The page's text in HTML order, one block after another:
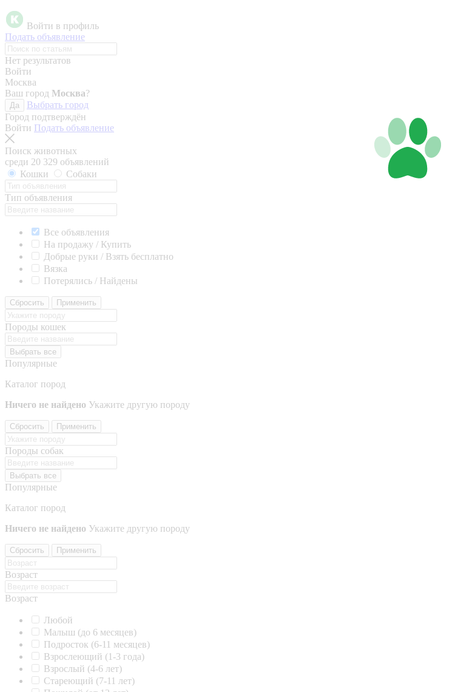
Войти в профиль
Подать объявление
Нет результатов
Войти
Москва
Ваш город Москва?
Да
Выбрать город
Город подтверждён
Войти Подать объявление
Поиск животных
среди 20 329 объявлений
Кошки
Собаки
Тип объявления
Все объявления
На продажу / Купить
Добрые руки / Взять бесплатно
Вязка
Потерялись / Найдены
Сбросить Применить
Породы кошек
Выбрать все
Популярные
Каталог пород
Ничего не найдено Укажите другую породу
Сбросить Применить
Породы собак
Выбрать все
Популярные
Каталог пород
Ничего не найдено Укажите другую породу
Сбросить Применить
Возраст
Возраст
Любой
Малыш (до 6 месяцев)
Подросток (6-11 месяцев)
Взрослеющий (1-3 года)
Взрослый (4-6 лет)
Стареющий (7-11 лет)